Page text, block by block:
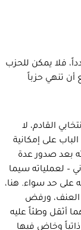
فلا يمكن للحزب
أن تنهي حزباً
القادم، لا
على إمكانية
بعد صدور عدة
– لعملياته سيما
على حد سواء. هنا،
العنف، ورفض
أثقل وطئاً عليه
وخاض فيها